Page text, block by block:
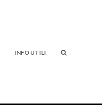
INFO UTILI